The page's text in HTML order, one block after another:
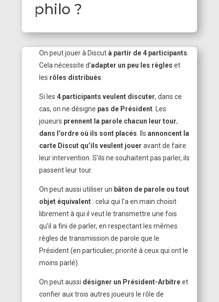
philo ?
On peut jouer à Discutà partir de 4 participants
Cela nécessite d’adapter un peu les règles et
les rôles distribués
Si les 4 participants veulent discuter, dans ce
cas, on ne désigne pas de Président. Les
joueurs prennent la parole chacun leur tour,
dans l’ordre où ils sont placés . Ils annoncent la
carte Discut qu’ils veulent jouer avant de faire
leur intervention. S’ils ne souhaitent pas parler, ils
passent leur tour.
On peut aussi utiliser un bâton de parole ou tout
objet équivalent: celui qui l’a en main choisit
librement à qui il veut le transmettre une fois
qu’il a fini de parler, en respectant les mêmes
règles de transmission de parole que le
Président (en particulier, priorité à ceux qui ont le
moins parlé).
On peut aussi désigner un Président-Arbitreet
confier aux trois autres joueurs le rôle de